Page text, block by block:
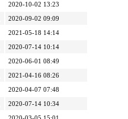
2020-10-02 13:23
2020-09-02 09:09
2021-05-18 14:14
2020-07-14 10:14
2020-06-01 08:49
2021-04-16 08:26
2020-04-07 07:48
2020-07-14 10:34